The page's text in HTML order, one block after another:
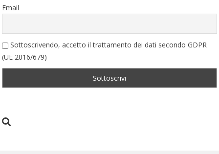
Email
Sottoscrivendo, accetto il trattamento dei dati secondo GDPR
(UE 2016/679)